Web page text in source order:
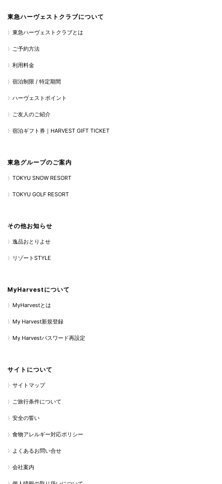
東急ハーヴェストクラブについて
東急ハーヴェストクラブとは
ご予約方法
利用料金
宿泊制限 / 特定期間
ハーヴェストポイント
ご友人のご紹介
宿泊ギフト券｜HARVEST GIFT TICKET
東急グループのご案内
TOKYU SNOW RESORT
TOKYU GOLF RESORT
その他お知らせ
逸品おとりよせ
リゾートSTYLE
MyHarvestについて
MyHarvestとは
My Harvest新規登録
My Harvestパスワード再設定
サイトについて
サイトマップ
ご旅行条件について
安全の誓い
食物アレルギー対応ポリシー
よくあるお問い合せ
会社案内